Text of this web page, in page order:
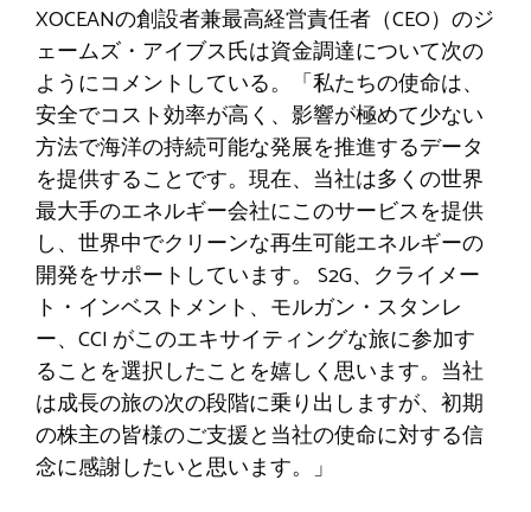
XOCEANの創設者兼最高経営責任者（CEO）のジ
ェームズ・アイブス氏は資金調達について次の
ようにコメントしている。「私たちの使命は、
安全でコスト効率が高く、影響が極めて少ない
方法で海洋の持続可能な発展を推進するデータ
を提供することです。現在、当社は多くの世界
最大手のエネルギー会社にこのサービスを提供
し、世界中でクリーンな再生可能エネルギーの
開発をサポートしています。 S2G、クライメー
ト・インベストメント、モルガン・スタンレ
ー、CCI がこのエキサイティングな旅に参加す
ることを選択したことを嬉しく思います。当社
は成長の旅の次の段階に乗り出しますが、初期
の株主の皆様のご支援と当社の使命に対する信
念に感謝したいと思います。」